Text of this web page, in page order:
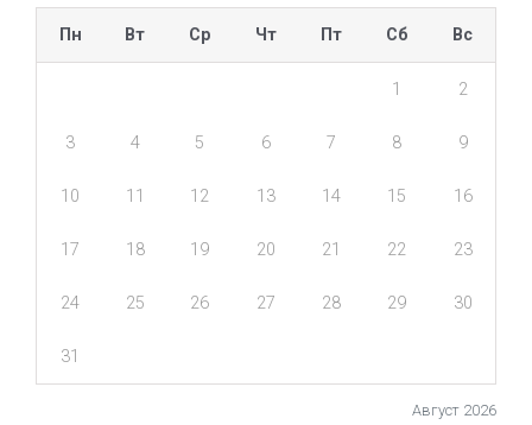
Август 2026
Пн Вт Ср Чт Пт Сб Вс
1 2
3 4 5 6 7 8 9
10 11 12 13 14 15 16
17 18 19 20 21 22 23
24 25 26 27 28 29 30
31